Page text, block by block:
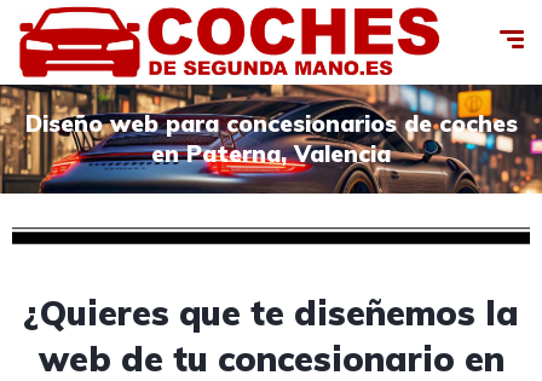
Diseño web para concesionarios de coches
en Paterna, Valencia
¿Quieres que te diseñemos la
web de tu concesionario en